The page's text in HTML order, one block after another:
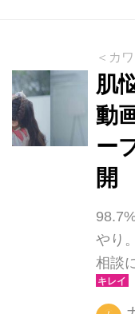
る基
類の
ご使
やわ
きま
はと
ミド
ク、
ッチ
は、
＜カ
肌
動
ー
開
やり
相談
肌者
1人